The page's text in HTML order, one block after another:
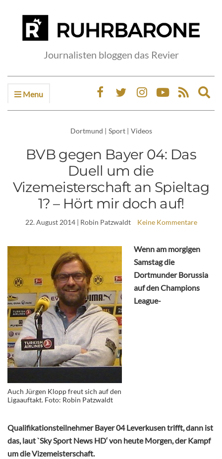
Journalisten bloggen das Revier
Menu
Dortmund | Sport | Videos
BVB gegen Bayer 04: Das
Duell um die
Vizemeisterschaft an Spieltag
1? – Hört mir doch auf!
22. August 2014| Robin Patzwaldt Keine Kommentare
Auch Jürgen Klopp freut sich auf den
Ligaauftakt. Foto: Robin Patzwaldt
Wenn am morgigen
Samstag die
Dortmunder Borussia
auf den Champions
League-
Qualifikationsteilnehmer Bayer 04 Leverkusen trifft, dann ist
das, laut `Sky Sport News HD‘ von heute Morgen, der Kampf
um die Vizemeisterschaft.